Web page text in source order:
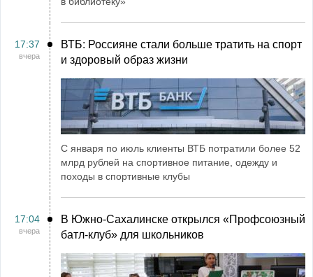
17:37
вчера
ВТБ: Россияне стали больше тратить на спорт
и здоровый образ жизни
С января по июль клиенты ВТБ потратили более 52
млрд рублей на спортивное питание, одежду и
походы в спортивные клубы
17:04
вчера
В Южно-Сахалинске открылся «Профсоюзный
батл-клуб» для школьников